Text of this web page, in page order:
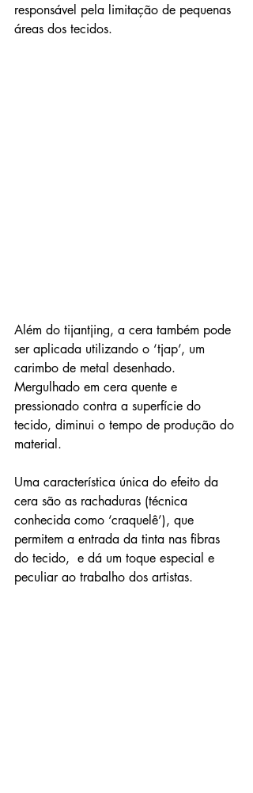
responsável pela limitação de pequenas
áreas dos tecidos.
Além do tijantjing, a cera também pode
ser aplicada utilizando o ‘tjap’, um
carimbo de metal desenhado.
Mergulhado em cera quente e
pressionado contra a superfície do
tecido, diminui o tempo de produção do
material.
Uma característica única do efeito da
cera são as rachaduras (técnica
conhecida como ‘craquelê’), que
permitem a entrada da tinta nas fibras
do tecido,  e dá um toque especial e
peculiar ao trabalho dos artistas.